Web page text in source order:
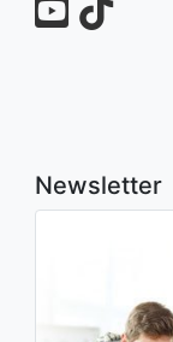
Newsletter